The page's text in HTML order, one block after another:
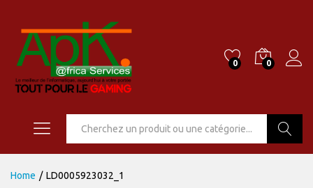
0 0
Home / LD0005923032_1